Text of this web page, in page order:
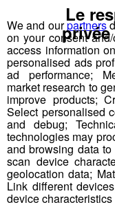
We and ourpartners
on your consent
access information
personalised ads
ad performance;
market research to
improve products;
Select personalised
and debug;
technologies may
and browsing data
scan device
geolocation data;
Link different
device
Le